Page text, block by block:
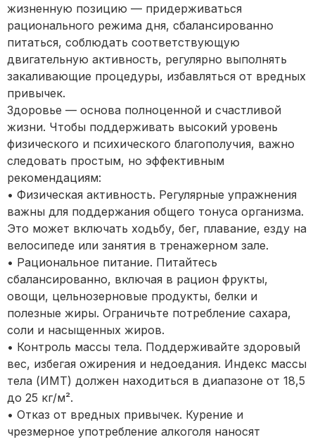
жизненную позицию — придерживаться
рационального режима дня, сбалансированно
питаться, соблюдать соответствующую
двигательную активность, регулярно выполнять
закаливающие процедуры, избавляться от вредных
привычек.
Здоровье — основа полноценной и счастливой
жизни. Чтобы поддерживать высокий уровень
физического и психического благополучия, важно
следовать простым, но эффективным
рекомендациям:
• Физическая активность. Регулярные упражнения
важны для поддержания общего тонуса организма.
Это может включать ходьбу, бег, плавание, езду на
велосипеде или занятия в тренажерном зале.
• Рациональное питание. Питайтесь
сбалансированно, включая в рацион фрукты,
овощи, цельнозерновые продукты, белки и
полезные жиры. Ограничьте потребление сахара,
соли и насыщенных жиров.
• Контроль массы тела. Поддерживайте здоровый
вес, избегая ожирения и недоедания. Индекс массы
тела (ИМТ) должен находиться в диапазоне от 18,5
до 25 кг/м².
• Отказ от вредных привычек. Курение и
чрезмерное употребление алкоголя наносят